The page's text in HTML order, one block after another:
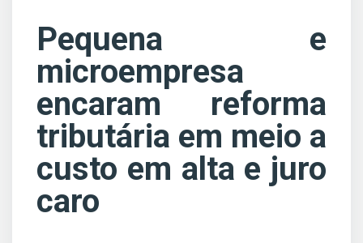
Pequena e
microempresa
encaram reforma
tributária em meio a
custo em alta e juro
caro